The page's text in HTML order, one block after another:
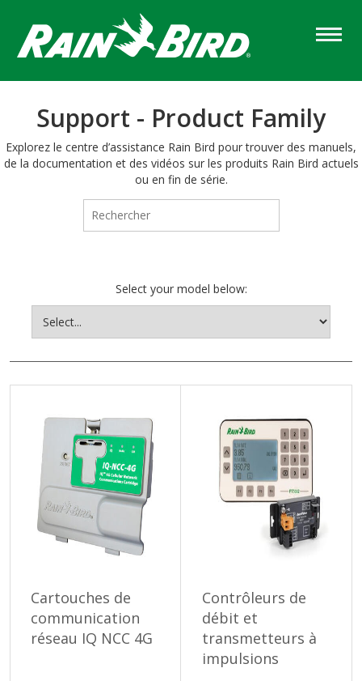
main
content
Support - Product Family
Explorez le centre d’assistance Rain Bird pour trouver des manuels,
de la documentation et des vidéos sur les produits Rain Bird actuels
ou en fin de série.
Select your model below:
Cartouches de
communication
réseau IQ NCC 4G
Contrôleurs de
débit et
transmetteurs à
impulsions